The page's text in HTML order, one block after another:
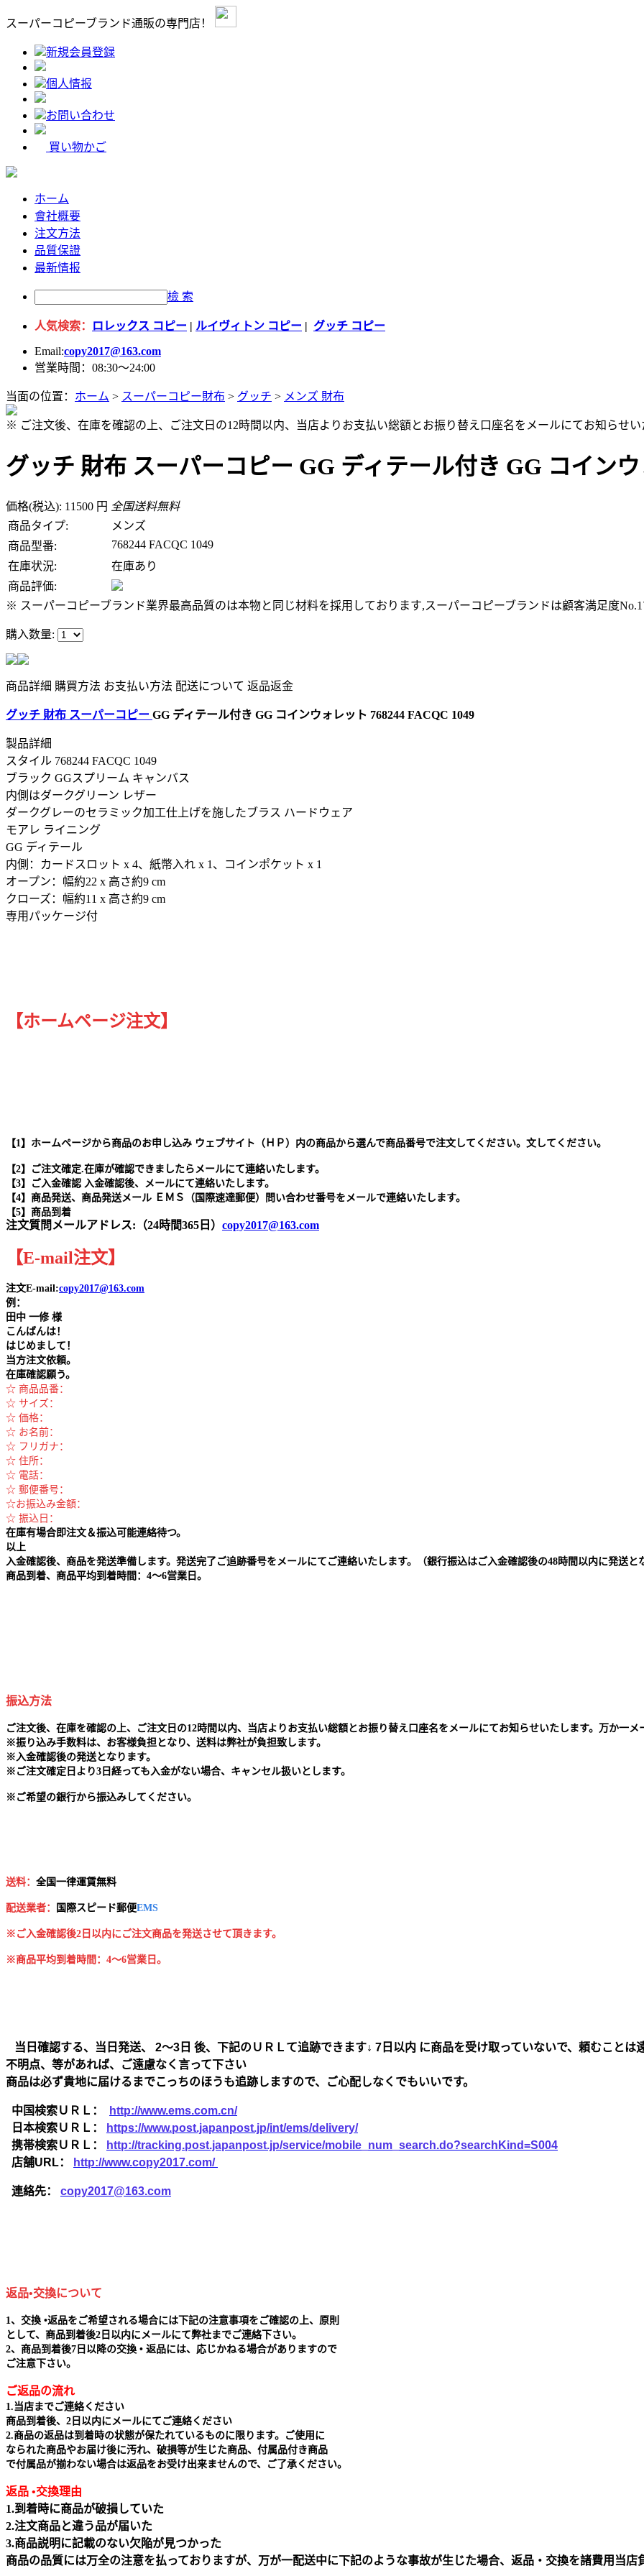
スーパーコピーブランド通販の専門店！
新規会員登録
個人情报
お問い合わせ
買い物かご
ホーム
會社概要
注文方法
品質保證
最新情报
檢 索
人気検索： ロレックス コピー | ルイヴィトン コピー | グッチ コピー
Email:copy2017@163.com
営業時間：08:30～24:00
当面の位置： ホーム > スーパーコピー財布 > グッチ > メンズ 財布
※ ご注文後、在庫を確認の上、ご注文日の12時間以内、当店よりお支払い総額とお振り替え口座名をメールにてお知らせい
グッチ 財布 スーパーコピー GG ディテール付き GG コインウ
価格(税込): 11500 円 全国送料無料
商品タイプ:
メンズ
商品型番:
768244 FACQC 1049
在庫状況:
在庫あり
商品評価:
※ スーパーコピーブランド業界最高品質のは本物と同じ材料を採用しております,スーパーコピーブランドは顧客満足度No.1
購入数量:
商品詳細 購買方法 お支払い方法 配送について 返品返金
グッチ 財布 スーパーコピー GG ディテール付き GG コインウォレット 768244 FACQC 1049
製品詳細
スタイル 768244 FACQC 1049
ブラック GGスプリーム キャンバス
内側はダークグリーン レザー
ダークグレーのセラミック加工仕上げを施したブラス ハードウェア
モアレ ライニング
GG ディテール
内側：カードスロット x 4、紙幣入れ x 1、コインポケット x 1
オープン：幅約22 x 高さ約9 cm
クローズ：幅約11 x 高さ約9 cm
専用パッケージ付
【ホームページ注文】
【1】ホームページから商品のお申し込み ウェブサイト（ＨＰ）内の商品から選んで商品番号で注文してください。文してください。
【2】ご注文確定.在庫が確認できましたらメールにて連絡いたします。
【3】ご入金確認 入金確認後、メールにて連絡いたします。
【4】商品発送、商品発送メール ＥＭＳ（国際速達郵便）問い合わせ番号をメールで連絡いたします。
【5】商品到着
注文質問メールアドレス:（24時間365日） copy2017@163.com
【E-mail注文】
注文E-mail:copy2017@163.com
例：
田中 一修 様
こんばんは！
はじめまして！
当方注文依頼。
在庫確認願う。
☆ 商品品番：
☆ サイズ：
☆ 価格：
☆ お名前：
☆ フリガナ：
☆ 住所：
☆ 電話：
☆ 郵便番号：
☆お振込み金額：
☆ 振込日：
在庫有場合即注文＆振込可能連絡待つ。
以上
入金確認後、商品を発送準備します。発送完了ご追跡番号をメールにてご連絡いたします。（銀行振込はご入金確認後の48時間以内に発送と
商品到着、商品平均到着時間：4～6営業日。
振込方法
ご注文後、在庫を確認の上、ご注文日の12時間以内、当店よりお支払い総額とお振り替え口座名をメールにてお知らせいたします。万か一メ
※振り込み手数料は、お客様負担となり、送料は弊社が負担致します。
※ 入金確認後の発送となります。
※ ご注文確定日より3日経っても入金がない場合、キャンセル扱いとします。
※ ご希望の銀行から振込みしてください。
送料： 全国一律運賃無料
配送業者： 国 際スピード郵便EMS
※ご入金確認後2日以内にご注文商品を発送させて頂きます。
※商品平均到着時間：4～6営業日。
当日確認する、当日発送、 2～3日 後、下記のＵＲＬて追跡できます↓ 7日以内 に商品を受け取っていないで、頼むこと
不明点、等があれば、ご遠慮なく言って下さい
商品は必ず貴地に届けるまでこっちのほうも追跡しますので、ご心配しなくでもいいです。
中国検索ＵＲＬ：
http://www.ems.com.cn/
日本検索ＵＲＬ：
https://www.post.japanpost.jp/int/ems/delivery/
携帯検索ＵＲＬ：
http://tracking.post.japanpost.jp/service/mobile_num_search.do?searchKind=S004
店舗URL：
http://www.copy2017.com/
連絡先： copy2017@163.com
返品•交換について
1、交換 •返品をご希望される場合には下記の注意事項をご確認の上、原則
として、商品到着後2日以内にメールにて弊社までご連絡下さい。
2、商品到着後7日以降の交換 • 返品には、応じかねる場合がありますので
ご注意下さい。
ご返品の流れ
1.当店までご連絡ください
商品到着後、2日以内にメールにてご連絡ください
2.商品の返品は到着時の状態が保たれているものに限ります。ご使用に
なられた商品やお届け後に汚れ、破損等が生じた商品、付属品付き商品
で付属品が揃わない場合は返品をお受け出来ませんので、ご了承ください。
返品 •交換理由
1.到着時に商品が破損していた
2.注文商品と違う品が届いた
3.商品説明に記載のない欠陥が見つかった
商品の品質には万全の注意を払っておりますが、万が一配送中に下記のような事故が生じた場合、返品・交換を諸費用当店